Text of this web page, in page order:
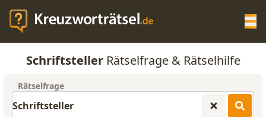
KREUZWORTRÄTSEL-HILFE
SchriftstellerRätselfrage & Rätselhilfe
Rätselfrage